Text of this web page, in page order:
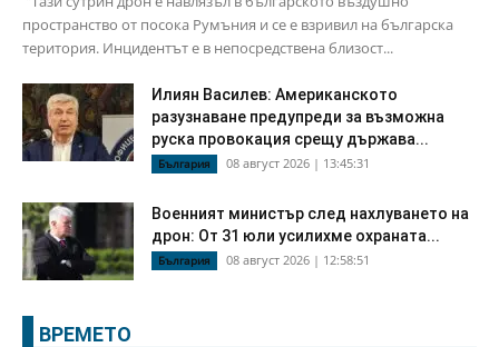
пространство от посока Румъния и се е взривил на българска
територия. Инцидентът е в непосредствена близост...
Илиян Василев: Американското
разузнаване предупреди за възможна
руска провокация срещу държава...
България 08 август 2026 | 13:45:31
Военният министър след нахлуването на
дрон: От 31 юли усилихме охраната...
България 08 август 2026 | 12:58:51
ВРЕМЕТО